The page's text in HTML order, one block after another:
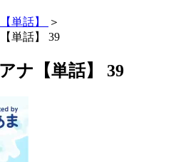
単話】
＞
単話】 39
ナ【単話】 39